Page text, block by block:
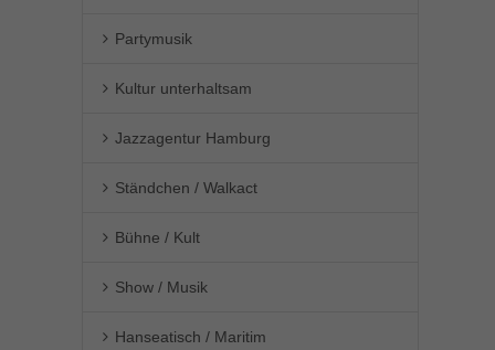
Partymusik
Kultur unterhaltsam
Jazzagentur Hamburg
Ständchen / Walkact
Bühne / Kult
Show / Musik
Hanseatisch / Maritim